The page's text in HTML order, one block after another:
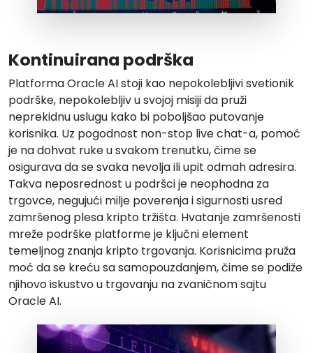
Kontinuirana podrška
Platforma Oracle AI stoji kao nepokolebljivi svetionik
podrške, nepokolebljiv u svojoj misiji da pruži
neprekidnu uslugu kako bi poboljšao putovanje
korisnika. Uz pogodnost non-stop live chat-a, pomoć
je na dohvat ruke u svakom trenutku, čime se
osigurava da se svaka nevolja ili upit odmah adresira.
Takva neposrednost u podršci je neophodna za
trgovce, negujući milje poverenja i sigurnosti usred
zamršenog plesa kripto tržišta. Hvatanje zamršenosti
mreže podrške platforme je ključni element
temeljnog znanja kripto trgovanja. Korisnicima pruža
moć da se kreću sa samopouzdanjem, čime se podiže
njihovo iskustvo u trgovanju na zvaničnom sajtu
Oracle AI.